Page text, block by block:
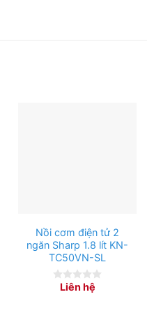
người nhờ dung tích lớn
Nồi cơm điện tử 2
ngăn Sharp 1.8 lít KN-
TC50VN-SL
Liên hệ